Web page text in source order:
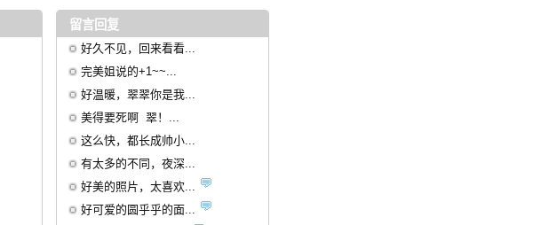
留言回复
好久不见，回来看看...
完美姐说的+1~~...
好温暖，翠翠你是我...
美得要死啊 翠！...
这么快，都长成帅小...
有太多的不同，夜深...
好美的照片，太喜欢...
好可爱的圆乎乎的面...